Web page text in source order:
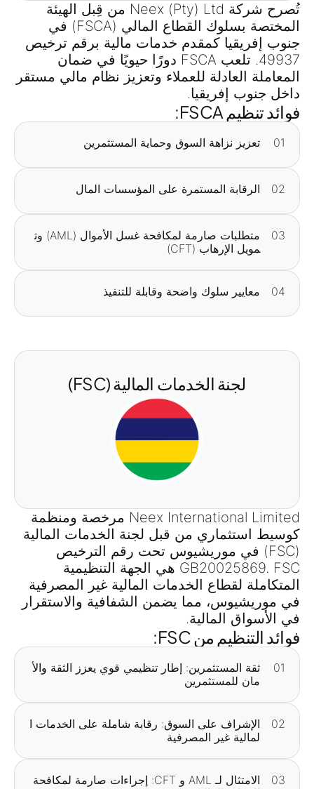
تُصرح شركة Neex (Pty) Ltd من قِبل الهيئة
المختصة بسلوك القطاع المالي (FSCA) في
جنوب إفريقيا كمقدم خدمات مالية برقم ترخيص
49937. تلعب FSCA دورًا حيويًا في ضمان
المعاملة العادلة للعملاء وتعزيز نظام مالي مستقر
داخل جنوب إفريقيا.
فوائد تنظيم FSCA:
01 تعزيز نزاهة السوق وحماية المستثمرين
02 الرقابة المستمرة على المؤسسات المال
03
متطلبات صارمة لمكافحة غسل الأموال (AML) وت
مويل الإرهاب (CFT)
04 معايير سلوك واضحة وقابلة للتنفيذ
لجنة الخدمات المالية (FSC)
Neex International Limited مرخصة ومنظمة
كوسيط استثماري من قبل لجنة الخدمات المالية
(FSC) في موريشيوس تحت رقم الترخيص
GB20025869. FSC هي الجهة التنظيمية
المتكاملة لقطاع الخدمات المالية غير المصرفية
في موريشيوس، مما يضمن الشفافية والاستقرار
في الأسواق المالية.
فوائد التنظيم من FSC:
01
ثقة المستثمرين: إطار تنظيمي قوي يعزز الثقة والأ
مان للمستثمرين
02
الإشراف على السوق: رقابة شاملة على الخدمات ا
لمالية غير المصرفية
03
الامتثال لـ AML و CFT: إجراءات صارمة لمكافحة